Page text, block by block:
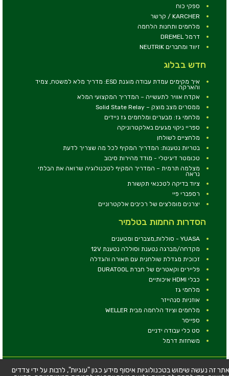
ספקי כוח
KARCHER / קרשר
מלחמים ותחנות הלחמה
דרמל DREMEL
זיווד ומחברים NEUTRIK
חדש בבלוג
איך מקימים עמדת עבודה מוגנת ESD: מדריך מלא למשטח, צמיד
והארקה
אקדח אוויר לתעשייה – המדריך המקצועי המלא
ממסרים מצב מוצק – Solid State Relay
מלחמי גז: מבערים ומלחמים גז ניידים
ספריי ניקוי מגעים באלקטרוניקה
מלחציים לשולחן
בטריות נטענות: המדריך המקיף לכל מה שצריך לדעת
טכומטר דיגיטלי - מודד מהירות סיבוב
מצלמה תרמית – המדריך המקיף לטכנולוגיה שרואה את הבלתי
נראה
ציוד בדיקה לטכנאי תקשורת
רספברי פיי
יצרנים מומלצים של רכיבים אלקטרוניים
הסדרות החמות בטלמיר
YUASA - סוללות,מצברים ומטענים
מקדחה/מברגה נטענת וסוללה נטענת 12V
זכוכית מגדלת שולחנית עם תאורה והגדלה
פליירים וקאטרים של חברת DURATOOL
כבלי HDMI איכותיים
מלחמי גז
אוזניות סנהייזר
מלחמים וציוד הלחמה מבית WELLER
ספייסר
סט כלי עבודה ידניים
משחזות דרמל
© כל הזכויות שמורות - טלמיר אלקטרוניקה בע''מ
זה נעשה שימוש בטכנולוגיות איסוף מידע כגון "עוגיות", לרבות על ידי צדדים